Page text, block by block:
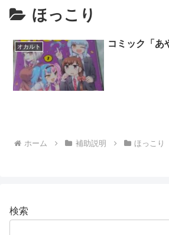
ほっこり
オカルト コミック「あ
ホーム 補助説明 ほっこり
検索